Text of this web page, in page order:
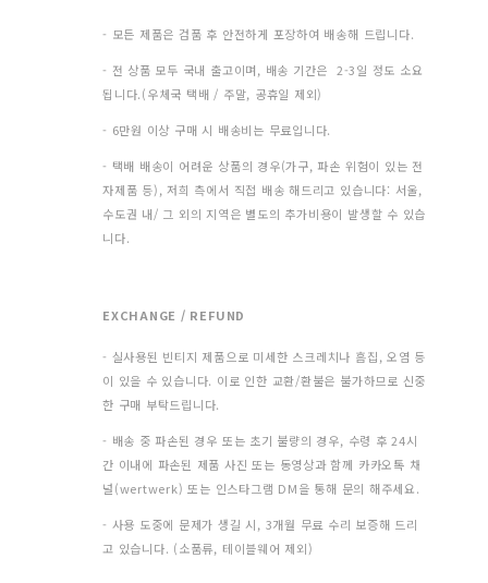
- 모든 제품은 검품 후 안전하게 포장하여 배송해 드립니다.
- 전 상품 모두 국내 출고이며, 배송 기간은 2-3일 정도 소요
됩니다.(우체국 택배 / 주말, 공휴일 제외)
- 6만원 이상 구매 시 배송비는 무료입니다.
- 택배 배송이 어려운 상품의 경우(가구, 파손 위험이 있는 전
자제품 등), 저희 측에서 직접 배송 해드리고 있습니다: 서울,
수도권 내/ 그 외의 지역은 별도의 추가비용이 발생할 수 있습
니다.
EXCHANGE / REFUND
- 실사용된 빈티지 제품으로 미세한 스크레치나 흠집, 오염 등
이 있을 수 있습니다. 이로 인한 교환/환불은 불가하므로 신중
한 구매 부탁드립니다.
- 배송 중 파손된 경우 또는 초기 불량의 경우, 수령 후 24시
간 이내에 파손된 제품 사진 또는 동영상과 함께 카카오톡 채
널(wertwerk) 또는 인스타그램 DM을 통해 문의 해주세요.
- 사용 도중에 문제가 생길 시, 3개월 무료 수리 보증해 드리
고 있습니다. (소품류, 테이블웨어 제외)